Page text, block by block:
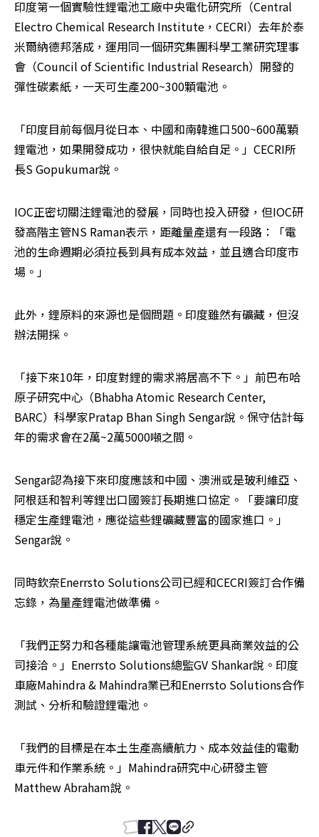
印度第一個實驗性鋰電池工廠中央電化研究所（Central
Electro Chemical Research Institute，CECRI）去年於泰
米爾納德邦落成，運用同一個研究集團科學工業研究理事
會（Council of Scientific Industrial Research）開發的
彈性碳素紙，一天可生產200~300顆電池。
「印度目前每個月從日本、中國和南韓進口500~600萬顆
鋰電池，如果開發成功，很快就能自給自足。」CECRI所
長S Gopukumar說。
IOC正密切關注鋰電池的發展，同時也投入研發，但IOC研
發高階主管NS Raman表示，距離量產還有一段路：「電
池的生命週期必須拉長到具有成本效益，並且適合印度市
場。」
此外，鋰原料的來源也是個問題。印度雖然有礦藏，但沒
辦法開採。
「接下來10年，印度對鋰的需求將居高不下。」前巴布哈
原子研究中心（Bhabha Atomic Research Center,
BARC）科學家Pratap Bhan Singh Sengar說。保守估計每
年的需求會在2萬~2萬5000噸之間。
Sengar認為接下來印度應該和中國、澳洲或是玻利維亞、
阿根廷和智利等鋰出口國簽訂長期進口協定。「要讓印度
穩定生產鋰電池，應從這些鋰礦藏豐富的國家進口。」
Sengar說。
同時欽奈Enerrsto Solutions公司已經和CECRI簽訂合作備
忘錄，為量產鋰電池做準備。
「我們正努力和各種能讓電池管理系統更具商業效益的公
司接洽。」Enerrsto Solutions總監GV Shankar說。印度
車廠Mahindra & Mahindra業已和Enerrsto Solutions合作
測試、分析和驗證鋰電池。
「我們的目標是在本土生產高續航力、成本效益佳的電動
車元件和作業系統。」Mahindra研究中心研發主管
Matthew Abraham說。